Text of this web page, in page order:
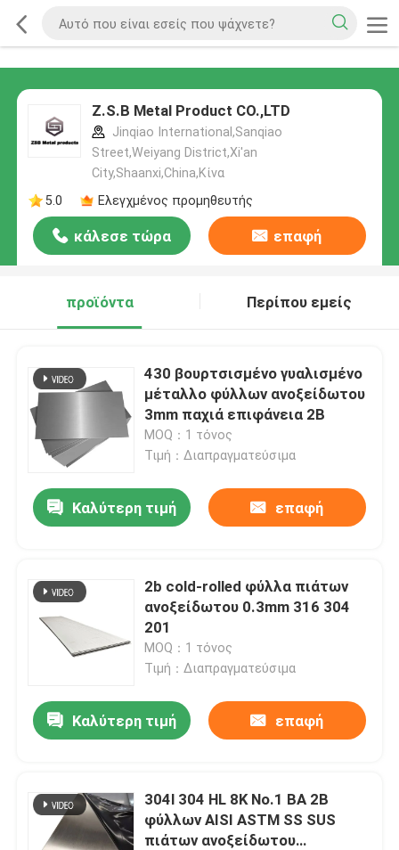
Z.S.B Metal Product CO.,LTD
Jinqiao International,Sanqiao
Street,Weiyang District,Xi'an
City,Shaanxi,China,Κίνα
5.0
Ελεγχμένος προμηθευτής
κάλεσε τώρα επαφή
προϊόντα Περίπου εμείς
430 βουρτσισμένο γυαλισμένο
μέταλλο φύλλων ανοξείδωτου
3mm παχιά επιφάνεια 2B
MOQ：1 τόνος
Τιμή：Διαπραγματεύσιμα
Καλύτερη τιμή επαφή
2b cold-rolled φύλλα πιάτων
ανοξείδωτου 0.3mm 316 304
201
MOQ：1 τόνος
Τιμή：Διαπραγματεύσιμα
Καλύτερη τιμή επαφή
304l 304 HL 8K No.1 BA 2B
φύλλων AISI ASTM SS SUS
πιάτων ανοξείδωτου